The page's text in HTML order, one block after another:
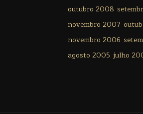
outubro 2008
novembro 2007
novembro 2006
agosto 2005 julho